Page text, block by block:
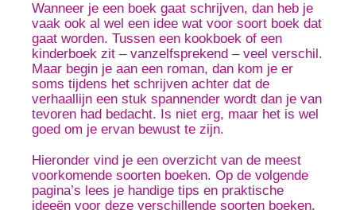
Wanneer je een boek gaat schrijven, dan heb je
vaak ook al wel een idee wat voor soort boek dat
gaat worden. Tussen een kookboek of een
kinderboek zit – vanzelfsprekend – veel verschil.
Maar begin je aan een roman, dan kom je er
soms tijdens het schrijven achter dat de
verhaallijn een stuk spannender wordt dan je van
tevoren had bedacht. Is niet erg, maar het is wel
goed om je ervan bewust te zijn.
Hieronder vind je een overzicht van de meest
voorkomende soorten boeken. Op de volgende
pagina’s lees je handige tips en praktische
ideeën voor deze verschillende soorten boeken.